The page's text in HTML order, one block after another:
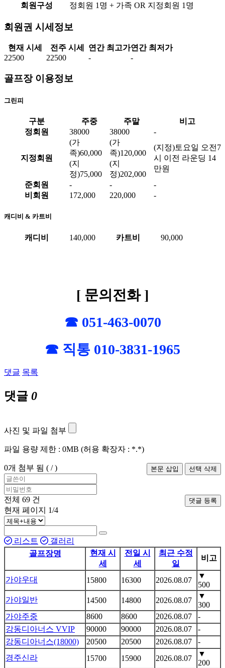
회원구성
정회원 1명 + 가족 OR 지정회원 1명
회원권 시세정보
현재 시세 전주 시세 연간 최고가연간 최저가
22500
22500 - -
골프장 이용정보
그린피
구분 주중 주말
비고
정회원
38000 38000 -
지정회원
(가
족)60,000
(지
정)75,000
(가
족)120,000
(지
정)202,000
(지정)토요일 오전7
시 이전 라운딩 14
만원
준회원
- -
-
비회원
172,000 220,000 -
캐디비 & 카트비
캐디비 140,000 카트비 90,000
[ 문의전화 ]
☎ 051-463-0070
☎ 직통 010-3831-1965
댓글 목록
댓글 0
사진 및 파일 첨부
파일 용량 제한 : 0MB (허용 확장자 : *.*)
0개 첨부 됨 ( /)
댓글 등록
전체 69 건
현재 페이지 1/4
리스트
갤러리
골프장명
현재 시
세
전일 시
세
최근 수정
일
비고
가야우대 15800 16300 2026.08.07
▼
500
가야일반
14500 14800 2026.08.07
▼
300
가야주중
8600 8600 2026.08.07
-
강동디아너스 VVIP
90000 90000 2026.08.07
-
강동디아너스(18000)
20500 20500 2026.08.07
-
경주신라
15700 15900 2026.08.07
▼
200